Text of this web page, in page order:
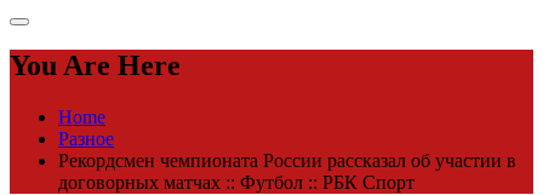
You Are Here
Home
Разное
Рекордсмен чемпионата России рассказал об участии в
договорных матчах :: Футбол :: РБК Спорт